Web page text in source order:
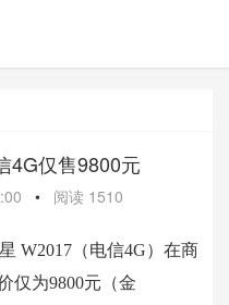
4G仅售9800元
• 阅读 1510
W2017（电信4G） 在商
仅为9800元（金